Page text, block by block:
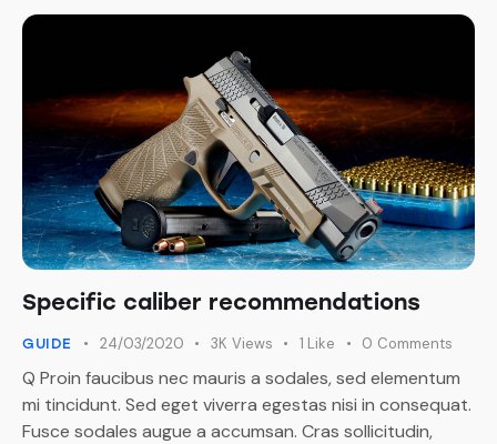
Specific caliber recommendations
GUIDE 24/03/2020 3K Views 1 Like 0 Comments
Q Proin faucibus nec mauris a sodales, sed elementum
mi tincidunt. Sed eget viverra egestas nisi in consequat.
Fusce sodales augue a accumsan. Cras sollicitudin,